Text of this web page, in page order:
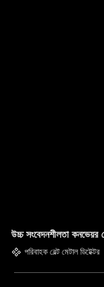
উচ্চ সংবেদনশীলতা কনভেয়র
পরিবাহক বেল্ট মেটাল ডিটেক্টর